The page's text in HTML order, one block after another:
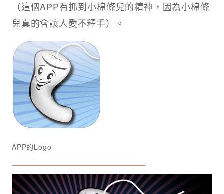
（這個APP有抓到小棉條兒的精神，因為小棉條
兒真的會讓人愛不釋手）。
APP的Logo